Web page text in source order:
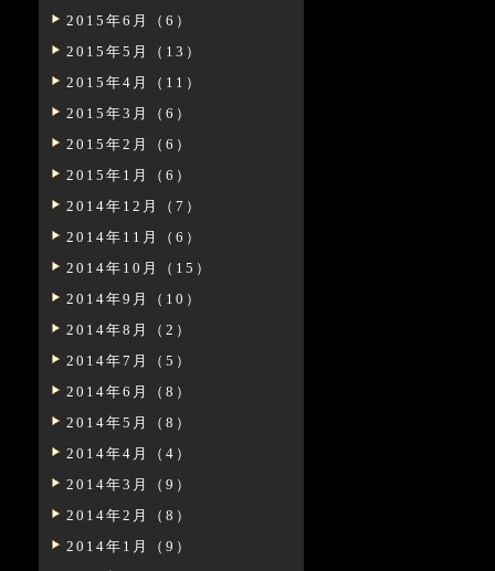
2015年6月（6）
2015年5月（13）
2015年4月（11）
2015年3月（6）
2015年2月（6）
2015年1月（6）
2014年12月（7）
2014年11月（6）
2014年10月（15）
2014年9月（10）
2014年8月（2）
2014年7月（5）
2014年6月（8）
2014年5月（8）
2014年4月（4）
2014年3月（9）
2014年2月（8）
2014年1月（9）